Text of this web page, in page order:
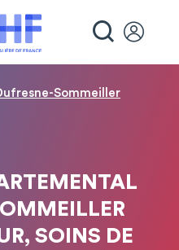
Sommeiller
SOINS DE